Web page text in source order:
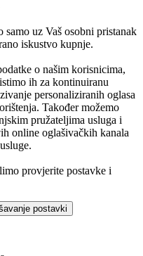
uz Vaš osobni pristanak
iskustvo kupnje.
o našim korisnicima,
ih za kontinuiranu
personaliziranih oglasa
Također možemo
pružateljima usluga i
online oglašivačkih kanala
provjerite postavke i
postavki